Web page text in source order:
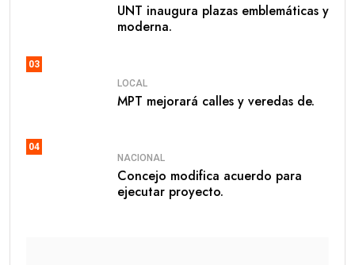
UNT inaugura plazas emblemáticas y
moderna.
03
LOCAL
MPT mejorará calles y veredas de.
04
NACIONAL
Concejo modifica acuerdo para
ejecutar proyecto.